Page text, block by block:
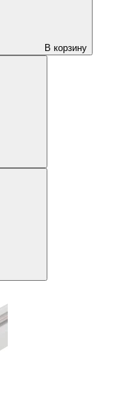
В корзину